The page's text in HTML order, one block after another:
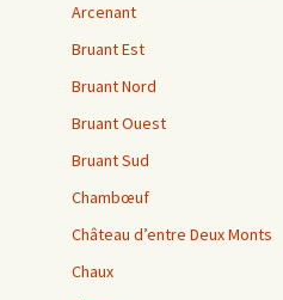
Arcenant
Bruant Est
Bruant Nord
Bruant Ouest
Bruant Sud
Chambœuf
Château d’entre Deux Monts
Chaux